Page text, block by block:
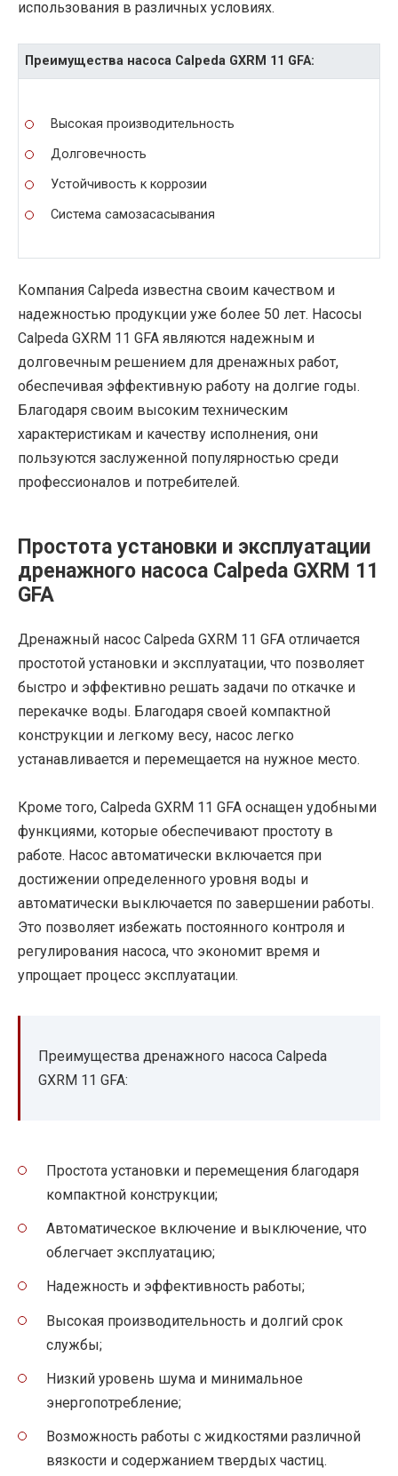
использования в различных условиях.
Преимущества насоса Calpeda GXRM 11 GFA:
Высокая производительность
Долговечность
Устойчивость к коррозии
Система самозасасывания
Компания Calpeda известна своим качеством и
надежностью продукции уже более 50 лет. Насосы
Calpeda GXRM 11 GFA являются надежным и
долговечным решением для дренажных работ,
обеспечивая эффективную работу на долгие годы.
Благодаря своим высоким техническим
характеристикам и качеству исполнения, они
пользуются заслуженной популярностью среди
профессионалов и потребителей.
Простота установки и эксплуатации
дренажного насоса Calpeda GXRM 11
GFA
Дренажный насос Calpeda GXRM 11 GFA отличается
простотой установки и эксплуатации, что позволяет
быстро и эффективно решать задачи по откачке и
перекачке воды. Благодаря своей компактной
конструкции и легкому весу, насос легко
устанавливается и перемещается на нужное место.
Кроме того, Calpeda GXRM 11 GFA оснащен удобными
функциями, которые обеспечивают простоту в
работе. Насос автоматически включается при
достижении определенного уровня воды и
автоматически выключается по завершении работы.
Это позволяет избежать постоянного контроля и
регулирования насоса, что экономит время и
упрощает процесс эксплуатации.
Преимущества дренажного насоса Calpeda
GXRM 11 GFA:
Простота установки и перемещения благодаря
компактной конструкции;
Автоматическое включение и выключение, что
облегчает эксплуатацию;
Надежность и эффективность работы;
Высокая производительность и долгий срок
службы;
Низкий уровень шума и минимальное
энергопотребление;
Возможность работы с жидкостями различной
вязкости и содержанием твердых частиц.